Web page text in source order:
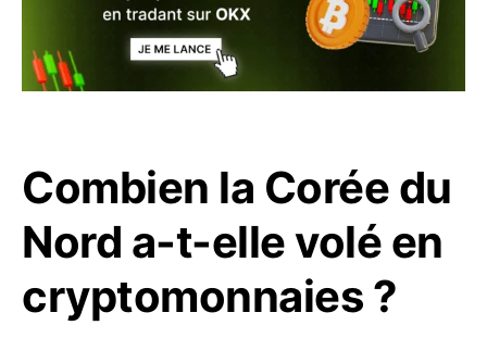
Combien la Corée du
Nord a-t-elle volé en
cryptomonnaies ?